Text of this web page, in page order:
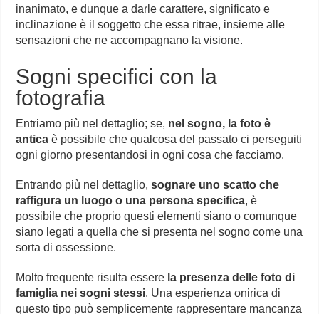
inanimato, e dunque a darle carattere, significato e
inclinazione è il soggetto che essa ritrae, insieme alle
sensazioni che ne accompagnano la visione.
Sogni specifici con la
fotografia
Entriamo più nel dettaglio; se, nel sogno, la foto è
antica è possibile che qualcosa del passato ci perseguiti
ogni giorno presentandosi in ogni cosa che facciamo.
Entrando più nel dettaglio,sognare uno scatto che
raffigura un luogo o una persona specifica, è
possibile che proprio questi elementi siano o comunque
siano legati a quella che si presenta nel sogno come una
sorta di ossessione.
Molto frequente risulta essere la presenza delle foto di
famiglia nei sogni stessi. Una esperienza onirica di
questo tipo può semplicemente rappresentare mancanza